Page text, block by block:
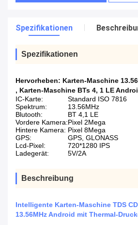
Spezifikationen
Spezifikationen
Hervorheben: Karten-Maschine
, Karten-Maschine BTs 4, 1 LE
IC-Karte:
Standard ISO 7816
Spektrum:
13.56MHz
Blutooth:
BT 4,1 LE
Vordere Kamera:Pixel 2Mega
Hintere Kamera: Pixel 8Mega
GPS:
GPS, GLONASS
Lcd-Pixel:
720*1280 IPS
Ladegerät:
5V/2A
Beschreibung
Intelligente Karten-Maschine TDS
13.56MHz Android mit Thermal-